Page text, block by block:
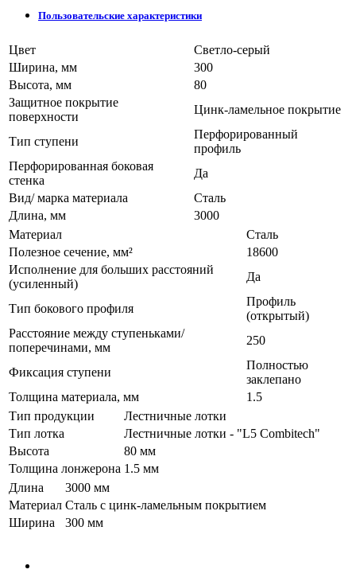
Пользовательские характеристики
Цвет
Светло-серый
Ширина, мм
300
Высота, мм
80
Защитное покрытие
поверхности
Цинк-ламельное покрытие
Тип ступени
Перфорированный
профиль
Перфорированная боковая
стенка
Да
Вид/ марка материала
Сталь
Длина, мм
3000
Материал
Сталь
Полезное сечение, мм²
18600
Исполнение для больших расстояний
(усиленный)
Да
Тип бокового профиля
Профиль
(открытый)
Расстояние между ступеньками/
поперечинами, мм
250
Фиксация ступени
Полностью
заклепано
Толщина материала, мм
1.5
Тип продукции
Лестничные лотки
Тип лотка
Лестничные лотки - "L5 Combitech"
Высота
80 мм
Толщина лонжерона 1.5 мм
Длина
3000 мм
Материал Сталь с цинк-ламельным покрытием
Ширина
300 мм